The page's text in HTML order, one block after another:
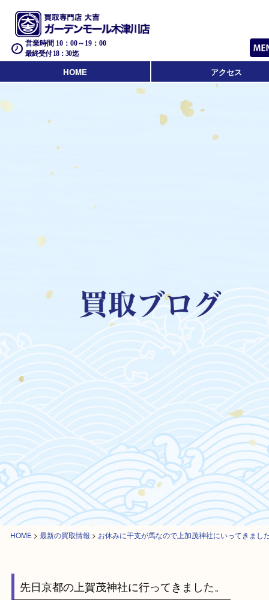
営業時間 10：00～19：00
最終受付 18：30迄
HOME アクセス
HOME